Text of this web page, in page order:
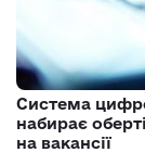
Система
набирає
на вакансії